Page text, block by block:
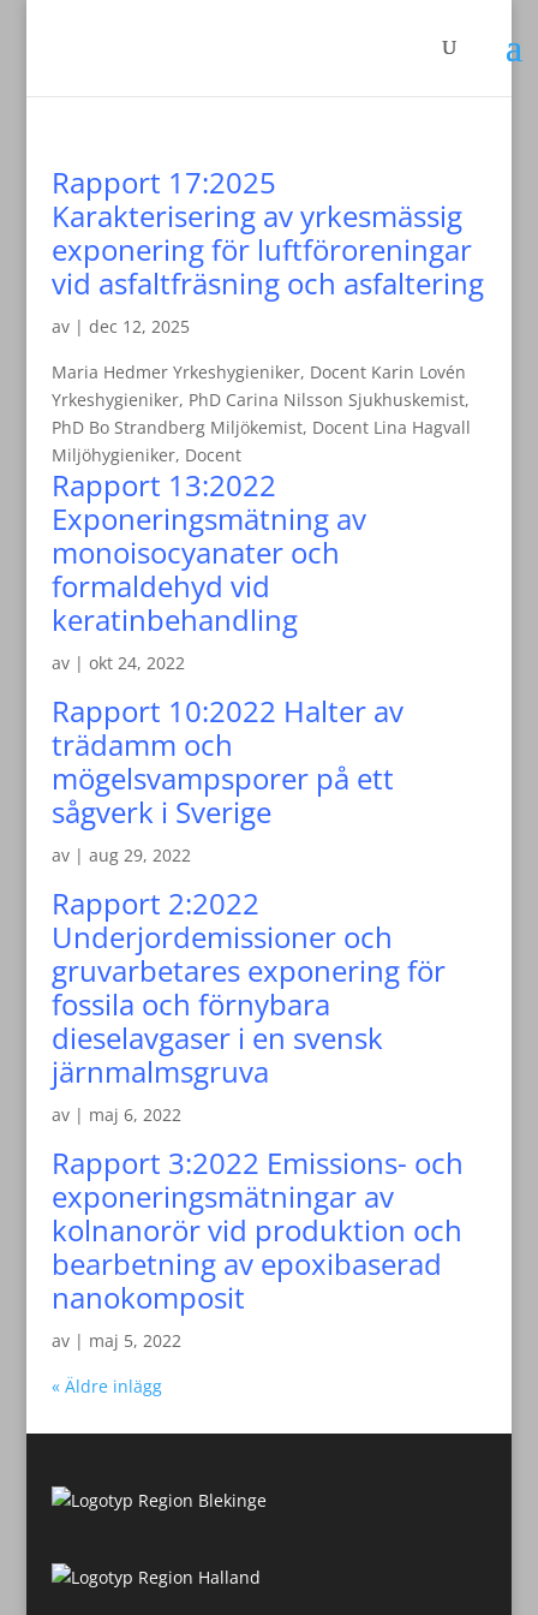
Rapport 17:2025
Karakterisering av yrkesmässig
exponering för luftföroreningar
vid asfaltfräsning och asfaltering
av | dec 12, 2025
Maria Hedmer Yrkeshygieniker, Docent Karin Lovén
Yrkeshygieniker, PhD Carina Nilsson Sjukhuskemist,
PhD Bo Strandberg Miljökemist, Docent Lina Hagvall
Miljöhygieniker, Docent
Rapport 13:2022
Exponeringsmätning av
monoisocyanater och
formaldehyd vid
keratinbehandling
av | okt 24, 2022
Rapport 10:2022 Halter av
trädamm och
mögelsvampsporer på ett
sågverk i Sverige
av | aug 29, 2022
Rapport 2:2022
Underjordemissioner och
gruvarbetares exponering för
fossila och förnybara
dieselavgaser i en svensk
järnmalmsgruva
av | maj 6, 2022
Rapport 3:2022 Emissions- och
exponeringsmätningar av
kolnanorör vid produktion och
bearbetning av epoxibaserad
nanokomposit
av | maj 5, 2022
« Äldre inlägg